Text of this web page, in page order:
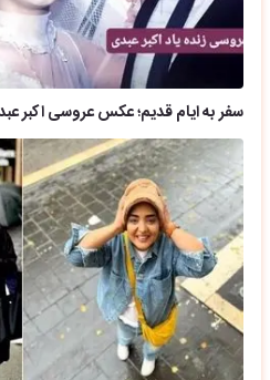
سفر به ایام قدیم؛ عکس عروسی اکبر